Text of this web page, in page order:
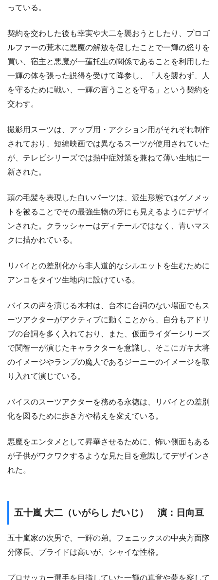
っている。
契約を交わした後も幸実や大二を襲おうとしたり、プロゴ
ルファーの荒木に悪魔の解放を促したことで一輝の怒りを
買い、宿主と悪魔が一蓮托生の関係であることを利用した
一輝の体を張った説得を受けて降参し、「人を襲わず、人
を守るために戦い、一輝の言うことを守る」という契約を
交わす。
撮影用スーツは、アップ用・アクション用がそれぞれ制作
されており、短編映画では異なるスーツが使用されていた
が、テレビシリーズでは熱中症対策を兼ねて薄い生地に一
新された。
頭の毛髪を表現した白いパーツは、派生形態ではゲノメッ
トを被ることでその最強生物の牙にも見えるようにデザイ
ンされた。クラッシャーはディテールではなく、青いマス
クに描かれている。
リバイとの差別化から非人道的なシルエットを生むために
アンコをタイツ生地内に設けている。
バイスの声を演じる木村は、台本に台詞のない場面でもス
ーツアクターがアクティブに動くことから、自分もアドリ
ブの台詞を多く入れており、また、仮面ライダーシリーズ
で関智一が演じたキャラクターを意識し、そこにガキ大将
のイメージやランプの魔人であるジーニーのイメージを取
り入れて演じている。
バイスのスーツアクターを務める永徳は、リバイとの差別
化を図るために歩き方や構えを変えている。
悪魔をエンタメとして昇華させるために、怖い側面もある
が子供がワクワクするような見た目を意識してデザインさ
れた。
五十嵐 大二（いがらし だいじ） 演：日向亘
五十嵐家の次男で、一輝の弟。フェニックスの中央方面隊
分隊長。プライドは高いが、シャイな性格。
プロサッカー選手を目指していた一輝の真意や夢を察して